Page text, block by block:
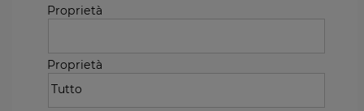
Proprietà
Proprietà